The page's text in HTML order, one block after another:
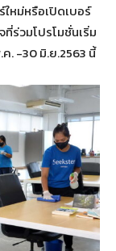
หม่หรือเปิดเบอร์
ร่วมโปรโมชั่นเริ่ม
. -30 มิ.ย.2563 นี้